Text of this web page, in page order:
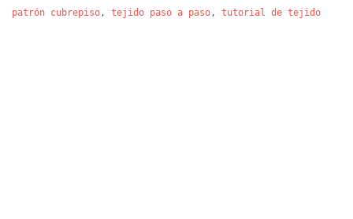
patrón cubrepiso , tejido paso a paso , tutorial de tejido